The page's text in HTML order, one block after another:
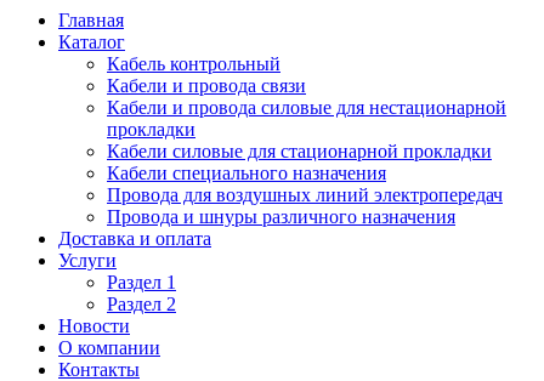
Главная
Каталог
Кабель контрольный
Кабели и провода связи
Кабели и провода силовые для нестационарной
прокладки
Кабели силовые для стационарной прокладки
Кабели специального назначения
Провода для воздушных линий электропередач
Провода и шнуры различного назначения
Доставка и оплата
Услуги
Раздел 1
Раздел 2
Новости
О компании
Контакты